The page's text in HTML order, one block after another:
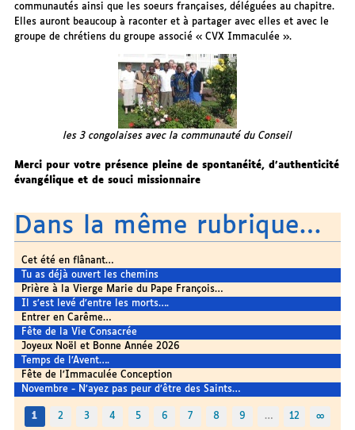
communautés ainsi que les soeurs françaises, déléguées au chapitre.
Elles auront beaucoup à raconter et à partager avec elles et avec le
groupe de chrétiens du groupe associé « CVX Immaculée ».
les 3 congolaises avec la communauté du Conseil
Merci pour votre présence pleine de spontanéité, d’authenticité
évangélique et de souci missionnaire
Dans la même rubrique…
Cet été en flânant…
Tu as déjà ouvert les chemins
Prière à la Vierge Marie du Pape François…
Il s’est levé d’entre les morts….
Entrer en Carême…
Fête de la Vie Consacrée
Joyeux Noël et Bonne Année 2026
Temps de l’Avent….
Fête de l’Immaculée Conception
Novembre - N’ayez pas peur d’être des Saints…
1 2 3 4 5 6 7 8 9 … 12 ∞